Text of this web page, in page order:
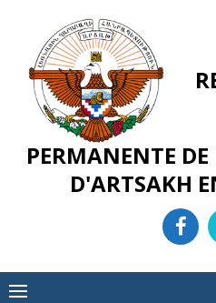
content
PERMANENTE
D'ARTSAKH